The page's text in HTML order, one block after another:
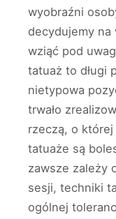
wyobraźni
decydujemy
wziąć pod
tatuaż to długi
nietypowa
trwało
rzeczą, o
tatuaże są
zawsze zależy
sesji, techniki
ogólnej